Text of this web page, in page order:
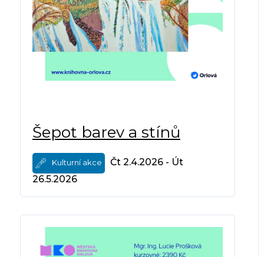
Šepot barev a stínů
Kulturní akce
Čt 2.4.2026 - Út
26.5.2026